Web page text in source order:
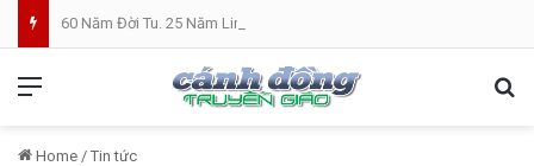
Home / Tin tức